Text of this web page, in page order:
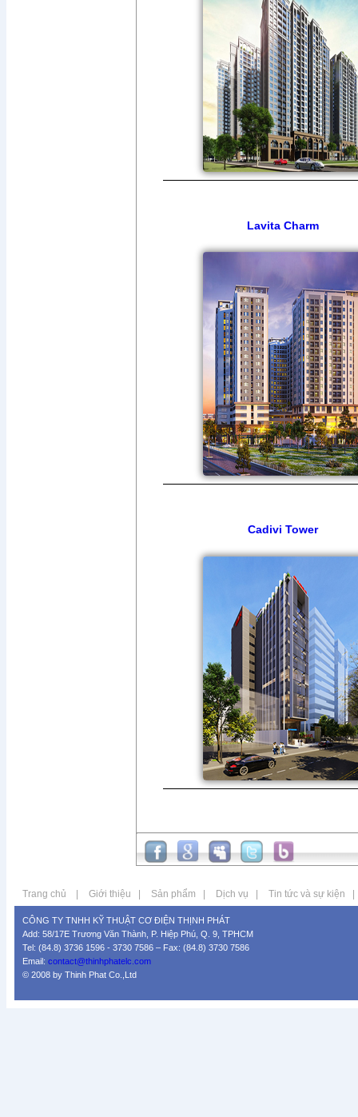
Lavita Charm
Cadivi Tower
Trang chủ | Giới thiệu | Sản phẩm | Dịch vụ | Tin tức và sự kiện |
CÔNG TY TNHH KỸ THUẬT CƠ ĐIỆN THỊNH PHÁT
Add: 58/17E Trương Văn Thành, P. Hiệp Phú, Q. 9, TPHCM
Tel: (84.8) 3736 1596 - 3730 7586 – Fax: (84.8) 3730 7586
Email: contact@thinhphatelc.com
© 2008 by Thinh Phat Co.,Ltd